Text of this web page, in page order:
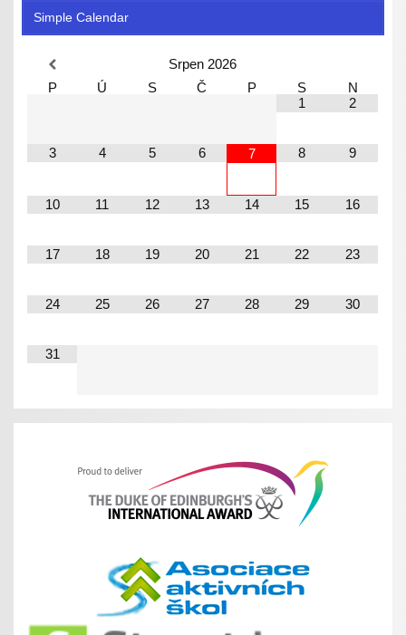
Simple Calendar
Srpen 2026
P
Ú S Č P S
N
1
2
3 4 5 6 7 8 9
10 11 12 13 14 15 16
17 18 19 20 21 22 23
24 25 26 27 28 29 30
31